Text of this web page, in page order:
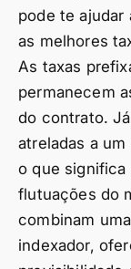
pode te ajudar
as melhores
As taxas
permanecem
do contrato.
atreladas a
o que significa
flutuações do
combinam
indexador,